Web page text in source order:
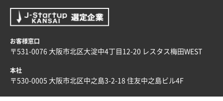
大阪府E社様
2025年11月28日 15:13
他部署のスタッフからの指示
兵庫県S社様
お客様窓口
〒531-0076 大阪市北区大淀中4丁目12-20 レスタス梅田WEST
本社
〒530-0005 大阪市北区中之島3-2-18 住友中之島ビル4F